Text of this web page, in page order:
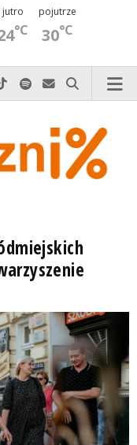
jutro
°C
pojutrze
30°C
do nas zadzwoń
na Facebook-u
nas na Xnas na Instagram-ie
Odwiedź nas na TikTok-u
Szukaj nas na Spotify
Wyślij do nas
Szukaj